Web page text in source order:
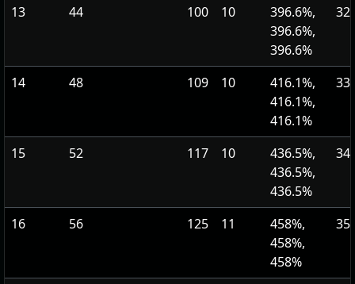
13 44 100 10
396.6%,
396.6%,
396.6%
32
14 48 109 10
416.1%,
416.1%,
416.1%
33
15 52 117 10
436.5%,
436.5%,
436.5%
34
16 56 125 11
458%,
458%,
458%
35